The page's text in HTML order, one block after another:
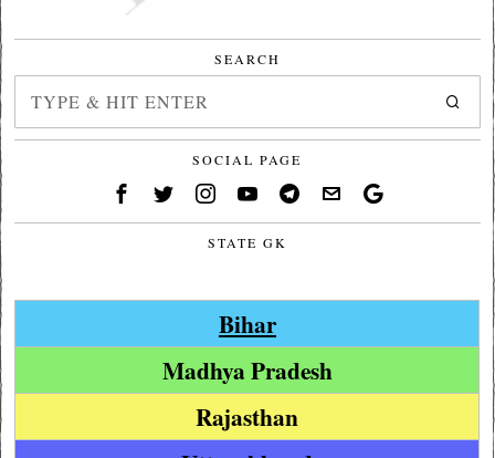
SEARCH
SOCIAL PAGE
STATE GK
Bihar
Madhya Pradesh
Rajasthan